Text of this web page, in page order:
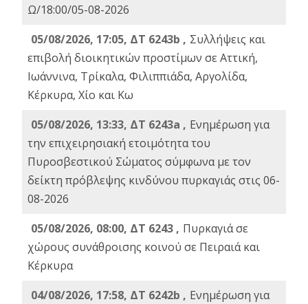
Ω/18:00/05-08-2026
05/08/2026, 17:05, ΔΤ 6243b , Συλλήψεις και
επιβολή διοικητικών προστίμων σε Αττική,
Ιωάννινα, Τρίκαλα, Φιλιππιάδα, Αργολίδα,
Κέρκυρα, Χίο και Κω
05/08/2026, 13:33, ΔΤ 6243a , Ενημέρωση για
την επιχειρησιακή ετοιμότητα του
Πυροσβεστικού Σώματος σύμφωνα με τον
δείκτη πρόβλεψης κινδύνου πυρκαγιάς στις 06-
08-2026
05/08/2026, 08:00, ΔΤ 6243 , Πυρκαγιά σε
χώρους συνάθροισης κοινού σε Πειραιά και
Κέρκυρα
04/08/2026, 17:58, ΔΤ 6242b , Ενημέρωση για